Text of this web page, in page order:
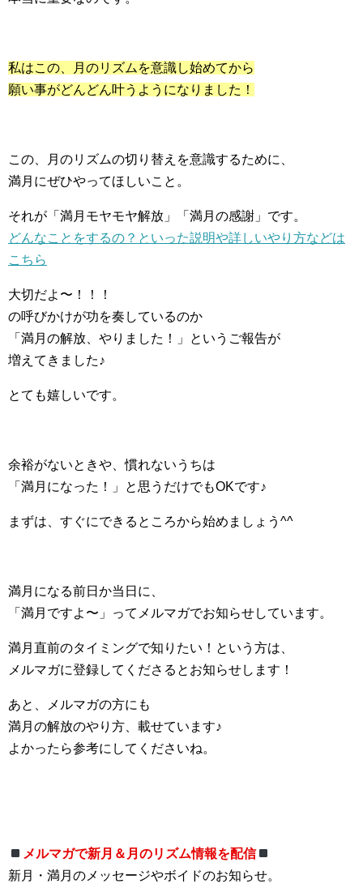
私はこの、月のリズムを意識し始めてから
願い事がどんどん叶うようになりました！
この、月のリズムの切り替えを意識するために、
満月にぜひやってほしいこと。
それが「満月モヤモヤ解放」「満月の感謝」です。
どんなことをするの？といった説明や詳しいやり方などは
こちら
大切だよ〜！！！
の呼びかけが功を奏しているのか
「満月の解放、やりました！」というご報告が
増えてきました♪
とても嬉しいです。
余裕がないときや、慣れないうちは
「満月になった！」と思うだけでもOKです♪
まずは、すぐにできるところから始めましょう^^
満月になる前日か当日に、
「満月ですよ〜」ってメルマガでお知らせしています。
満月直前のタイミングで知りたい！という方は、
メルマガに登録してくださるとお知らせします！
あと、メルマガの方にも
満月の解放のやり方、載せています♪
よかったら参考にしてくださいね。
メルマガで新月＆月のリズム情報を配信
新月・満月のメッセージやボイドのお知らせ。